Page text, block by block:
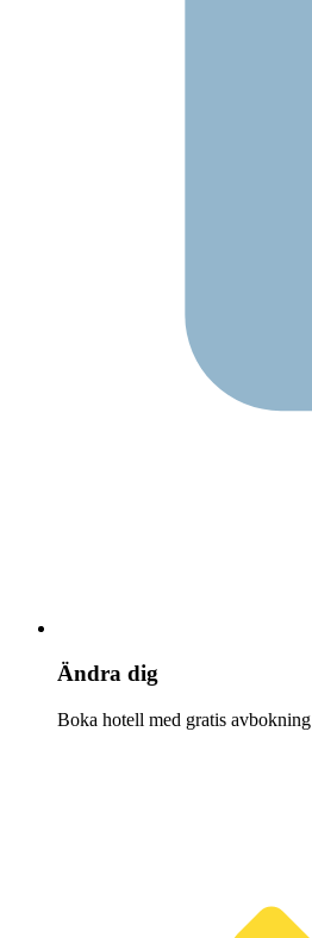
Ändra dig
Boka hotell med gratis avbokning